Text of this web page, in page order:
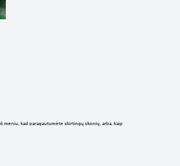
meniu, kad paragautumėte skirtingų skonių, arba, kaip